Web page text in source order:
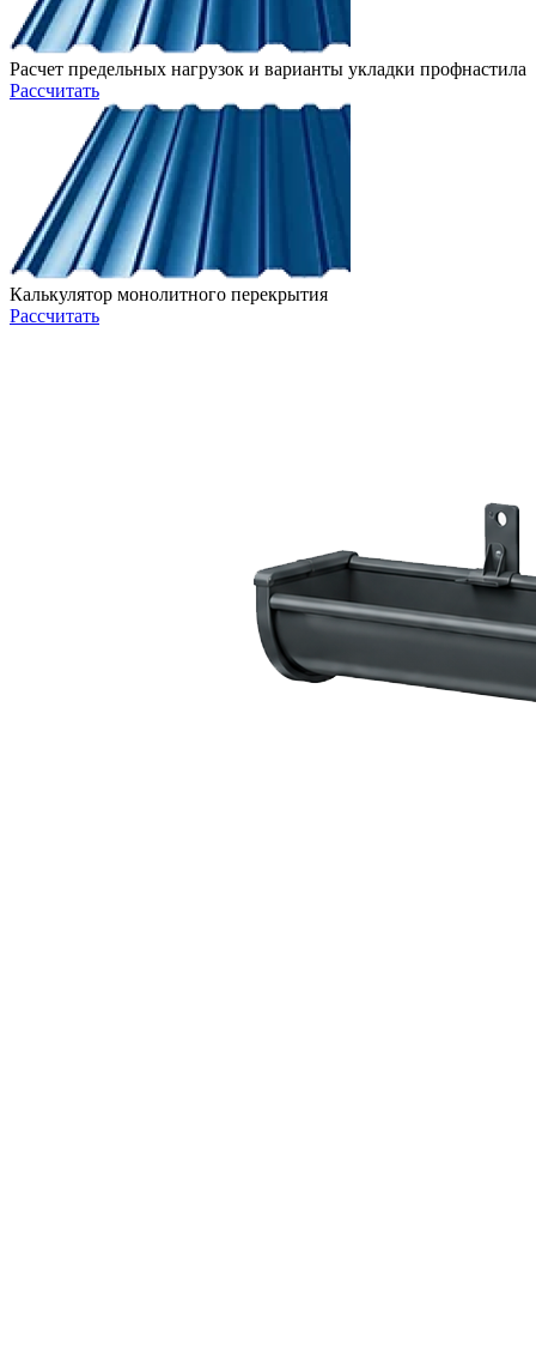
Расчет предельных нагрузок и варианты укладки профнастила
Рассчитать
Калькулятор монолитного перекрытия
Рассчитать